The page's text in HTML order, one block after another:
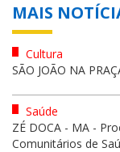
MAIS
Cultura
SÃO JOÃO NA
Saúde
ZÉ DOCA - MA -
Comunitários de